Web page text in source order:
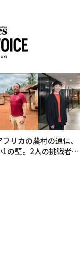
フリカの農村の通信、
1の壁。2人の挑戦者が